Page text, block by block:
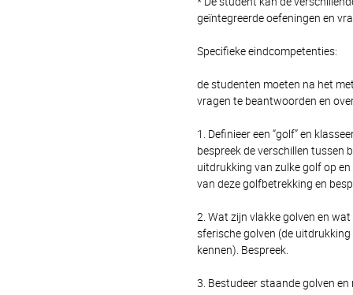
geïntegreerde oefeningen en
Specifieke eindcompetenties:
de studenten moeten na het
vragen te beantwoorden en
1. Definieer een “golf” en
bespreek de verschillen tussen
uitdrukking van zulke golf op
van deze golfbetrekking en
2. Wat zijn vlakke golven en
sferische golven (de
kennen). Bespreek.
3. Bestudeer staande golven